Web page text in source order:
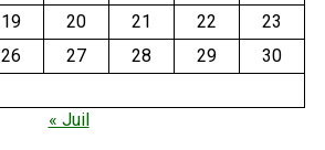
19 20 21 22
23
26 27 28 29
30
« Juil